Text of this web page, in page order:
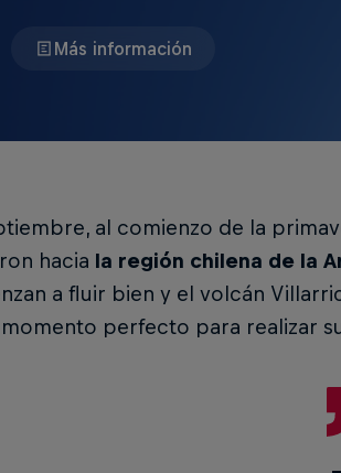
Más información
al comienzo de la
hacia la región chilena de la
a fluir bien y el volcán
momento perfecto para realizar